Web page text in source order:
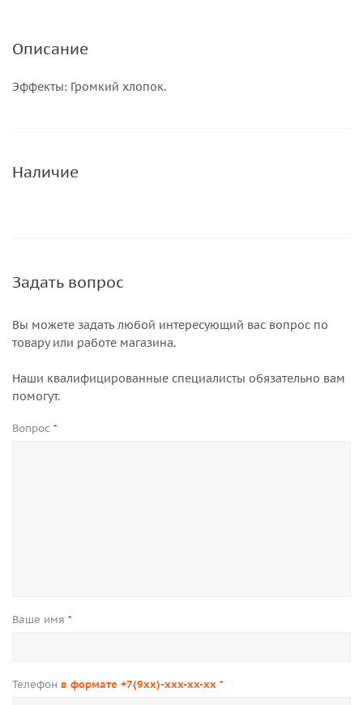
Описание
Эффекты: Громкий хлопок.
Наличие
Задать вопрос
Вы можете задать любой интересующий вас вопрос по
товару или работе магазина.
Наши квалифицированные специалисты обязательно вам
помогут.
Вопрос *
Ваше имя *
Телефон в формате +7(9xx)-xxx-xx-xx *